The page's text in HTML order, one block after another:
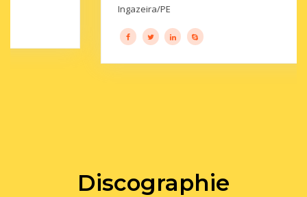
Discographie